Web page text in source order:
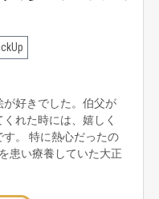
好きでした。伯父が
れた時には、嬉しく
。 特に熱心だったの
患い療養していた大正